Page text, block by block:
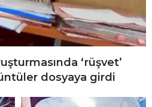
‘rüşvet’
dosyaya girdi